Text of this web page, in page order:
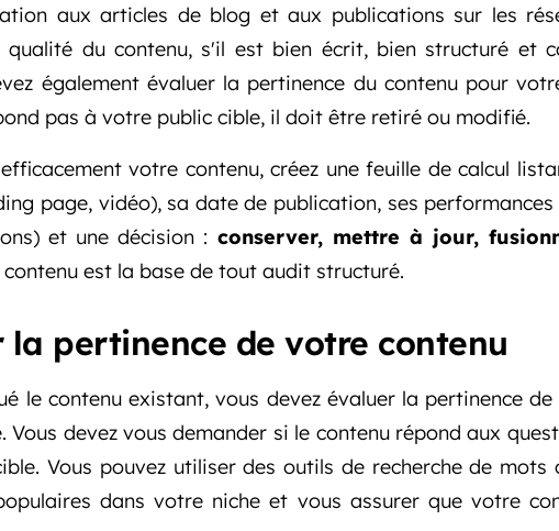
aux articles de blog et aux publications sur les
qualité du contenu, s'il est bien écrit, bien structuré et
également évaluer la pertinence du contenu pour
pas à votre public cible, il doit être retiré ou modifié.
votre contenu, créez une feuille de calcul
page, vidéo), sa date de publication, ses
et une décision : conserver, mettre à jour,
est la base de tout audit structuré.
la pertinence de votre contenu
le contenu existant, vous devez évaluer la pertinence
Vous devez vous demander si le contenu répond aux
Vous pouvez utiliser des outils de recherche de mots
dans votre niche et vous assurer que votre